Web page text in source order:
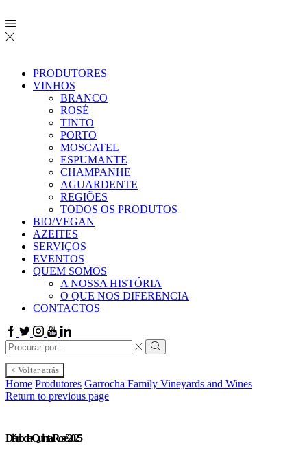
PRODUTORES
VINHOS
BRANCO
ROSÉ
TINTO
PORTO
MOSCATEL
ESPUMANTE
CHAMPANHE
AGUARDENTE
REGIÕES
TODOS OS PRODUTOS
BIO/VEGAN
AZEITES
SERVIÇOS
EVENTOS
QUEM SOMOS
A NOSSA HISTÓRIA
O QUE NOS DIFERENCIA
CONTACTOS
Facebook
TwitterInstagram
Youtube
Linkedin
Search
input
Search
< Voltar atrás
Home Produtores Garrocha Family Vineyards and Wines
Return to previous page
Diário da Quinta Rosé 2025